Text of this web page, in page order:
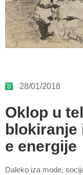
28/01/2018
Oklop u
blokiranje
e energije
Daleko iza mode,